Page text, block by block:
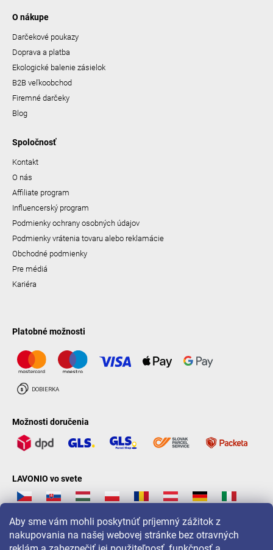
Aby sme vám mohli poskytnúť príjemný zážitok z
nakupovania na našej webovej stránke bez otravných
O nákupe
Darčekové poukazy
Doprava a platba
Ekologické balenie zásielok
B2B veľkoobchod
Firemné darčeky
Blog
Spoločnosť
Kontakt
O nás
Affiliate program
Influencerský program
Podmienky ochrany osobných údajov
Podmienky vrátenia tovaru alebo reklamácie
Obchodné podmienky
Pre médiá
Kariéra
Platobné možnosti
Možnosti doručenia
LAVONIO vo svete